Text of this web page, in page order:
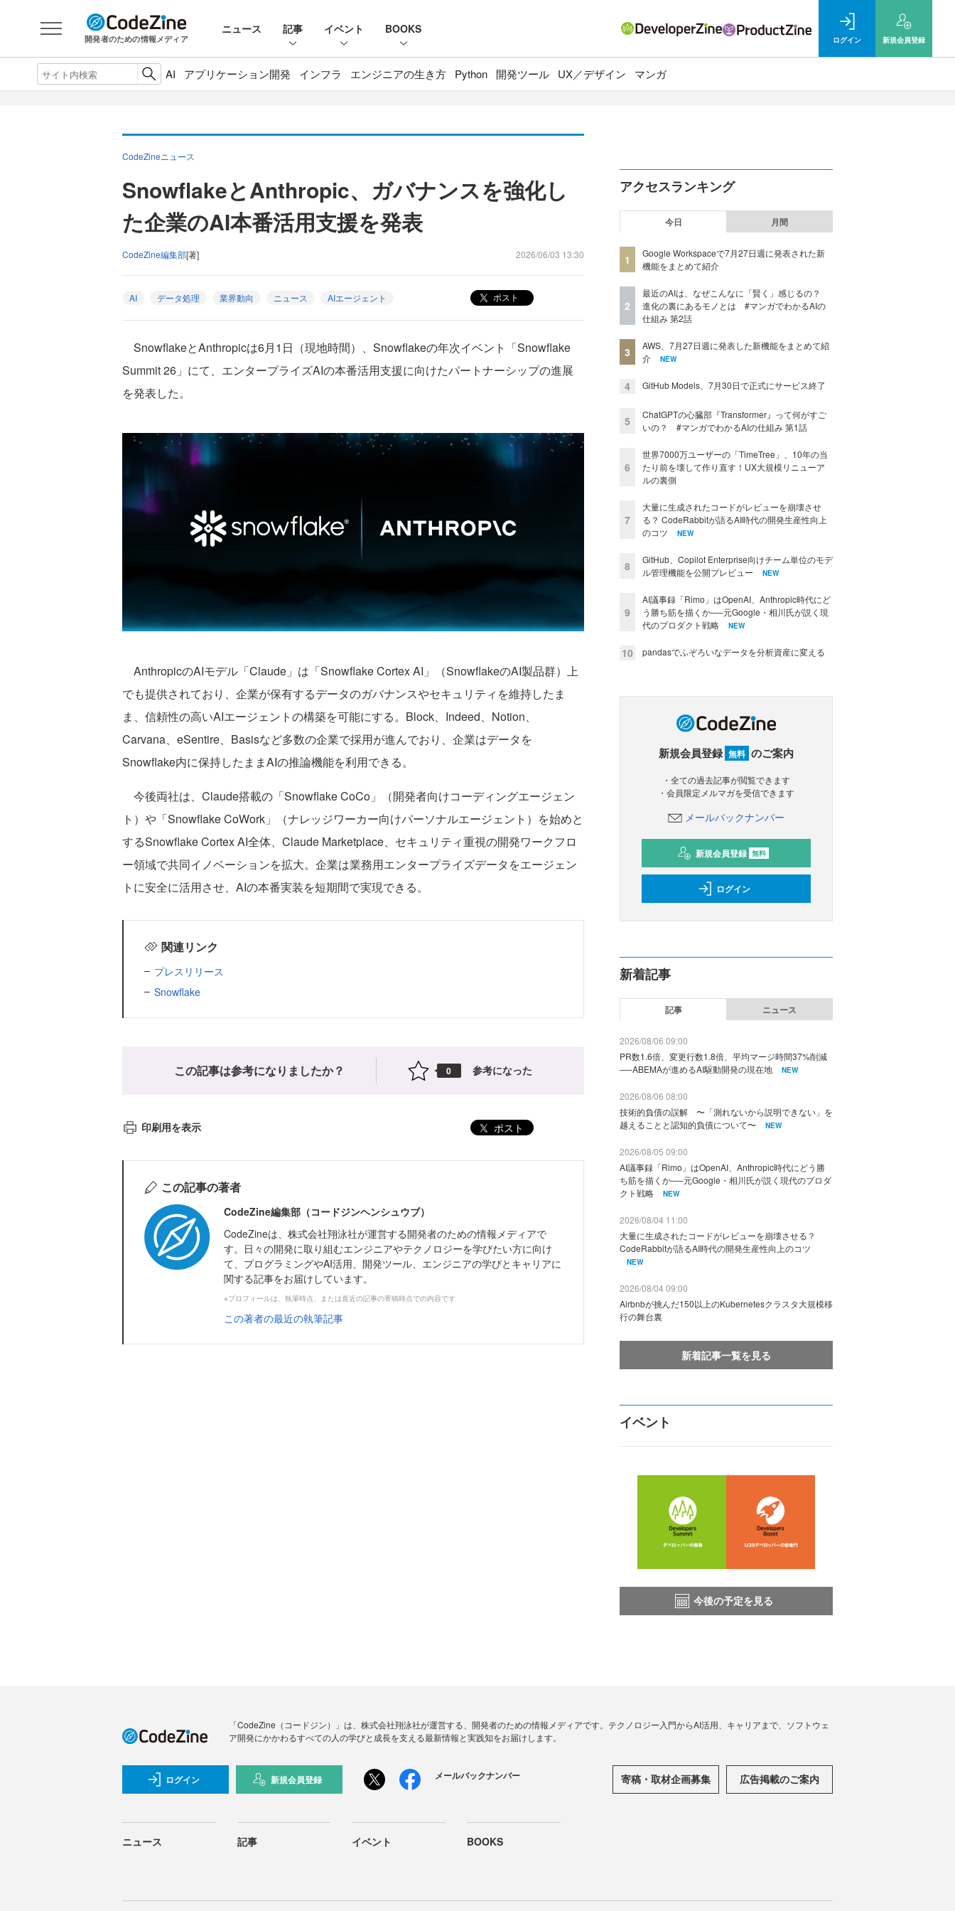
開発者のための情報メディア
ニュース 記事 イベント BOOKS
ログイン 新規会員登録
AI アプリケーション開発 インフラ エンジニアの生き方 Python 開発ツール UX／デザイン マンガ
CodeZineニュース
SnowflakeとAnthropic、ガバナンスを強化し
た企業のAI本番活用支援を発表
CodeZine編集部[著] 2026/06/03 13:30
AI データ処理 業界動向 ニュース AIエージェント ポスト
SnowflakeとAnthropicは6月1日（現地時間）、Snowflakeの年次イベント「Snowflake
Summit 26」にて、エンタープライズAIの本番活用支援に向けたパートナーシップの進展
を発表した。
AnthropicのAIモデル「Claude」は「Snowflake Cortex AI」（SnowflakeのAI製品群）上
でも提供されており、企業が保有するデータのガバナンスやセキュリティを維持したま
ま、信頼性の高いAIエージェントの構築を可能にする。Block、Indeed、Notion、
Carvana、eSentire、Basisなど多数の企業で採用が進んでおり、企業はデータを
Snowflake内に保持したままAIの推論機能を利用できる。
今後両社は、Claude搭載の「Snowflake CoCo」（開発者向けコーディングエージェン
ト）や「Snowflake CoWork」（ナレッジワーカー向けパーソナルエージェント）を始めと
するSnowflake Cortex AI全体、Claude Marketplace、セキュリティ重視の開発ワークフロ
ー領域で共同イノベーションを拡大。企業は業務用エンタープライズデータをエージェン
トに安全に活用させ、AIの本番実装を短期間で実現できる。
関連リンク
プレスリリース
Snowflake
この記事は参考になりましたか？ 0 参考になった
印刷用を表示 ポスト
この記事の著者
CodeZine編集部（コードジンヘンシュウブ）
CodeZineは、株式会社翔泳社が運営する開発者のための情報メディアで
す。日々の開発に取り組むエンジニアやテクノロジーを学びたい方に向け
て、プログラミングやAI活用、開発ツール、エンジニアの学びとキャリアに
関する記事をお届けしています。
※プロフィールは、執筆時点、または直近の記事の寄稿時点での内容です
この著者の最近の執筆記事
アクセスランキング
今日 月間
1
Google Workspaceで7月27日週に発表された新
機能をまとめて紹介
2
最近のAIは、なぜこんなに「賢く」感じるの？
進化の裏にあるモノとは #マンガでわかるAIの
仕組み 第2話
3
AWS、7月27日週に発表した新機能をまとめて紹
介
NEW
4 GitHub Models、7月30日で正式にサービス終了
5
ChatGPTの心臓部『Transformer』って何がすご
いの？ #マンガでわかるAIの仕組み 第1話
6
世界7000万ユーザーの「TimeTree」、10年の当
たり前を壊して作り直す！UX大規模リニューア
ルの裏側
7
大量に生成されたコードがレビューを崩壊させ
る？ CodeRabbitが語るAI時代の開発生産性向上
のコツ
NEW
8
GitHub、Copilot Enterprise向けチーム単位のモデ
ル管理機能を公開プレビュー
NEW
9
AI議事録「Rimo」はOpenAI、Anthropic時代にど
う勝ち筋を描くか──元Google・相川氏が説く現
代のプロダクト戦略
NEW
10 pandasでふぞろいなデータを分析資産に変える
新規会員登録 無料 のご案内
・全ての過去記事が閲覧できます
・会員限定メルマガを受信できます
メールバックナンバー
新規会員登録 無料
ログイン
新着記事
記事 ニュース
2026/08/06 09:00
PR数1.6倍、変更行数1.8倍、平均マージ時間37%削減
──ABEMAが進めるAI駆動開発の現在地
NEW
2026/08/06 08:00
技術的負債の誤解 〜「測れないから説明できない」を
越えることと認知的負債について〜
NEW
2026/08/05 09:00
AI議事録「Rimo」はOpenAI、Anthropic時代にどう勝
ち筋を描くか──元Google・相川氏が説く現代のプロダ
クト戦略
NEW
2026/08/04 11:00
大量に生成されたコードがレビューを崩壊させる？
CodeRabbitが語るAI時代の開発生産性向上のコツ
NEW
2026/08/04 09:00
Airbnbが挑んだ150以上のKubernetesクラスタ大規模移
行の舞台裏
新着記事一覧を見る
イベント
今後の予定を見る
「CodeZine（コードジン）」は、株式会社翔泳社が運営する、開発者のための情報メディアです。テクノロジー入門からAI活用、キャリアまで、ソフトウェ
ア開発にかかわるすべての人の学びと成長を支える最新情報と実践知をお届けします。
ログイン 新規会員登録 メールバックナンバー 寄稿・取材企画募集 広告掲載のご案内
ニュース 記事 イベント BOOKS